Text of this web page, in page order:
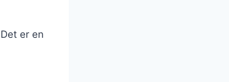
er en